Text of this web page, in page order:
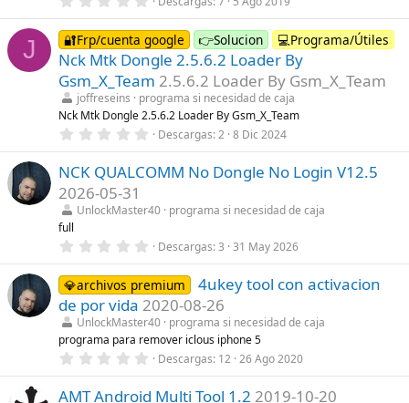
l
a
(
s
)
0
0
e
s
t
r
e
l
a
(
s
)
J 🔐Frp/cuenta google 👉Solucion 💻Programa/Útiles
Nck Mtk Dongle 2.5.6.2 Loader By
Gsm_X_Team 2.5.6.2 Loader By Gsm_X_Team
joffreseins
programa si necesidad de caja
Nck Mtk Dongle 2.5.6.2 Loader By Gsm_X_Team
0
0
0
e
t
l
a
(
s
)
Descargas 2 8 Dic 2024
NCK QUALCOMM No Dongle No Login V12.5
2026-05-31
UnlockMaster40 programa si necesidad de caja
full
0
0
0
e
s
t
r
e
l
(
Descargas 3 31 May 2026
💎archivos premium
4ukey tool con activacion
de por vida 2020-08-26
UnlockMaster40 programa si necesidad de caja
programa para remover iclous iphone 5
0
0
0
Descargas 12 26 Ago 2020
AMT Android Multi Tool 1.2 2019-10-20